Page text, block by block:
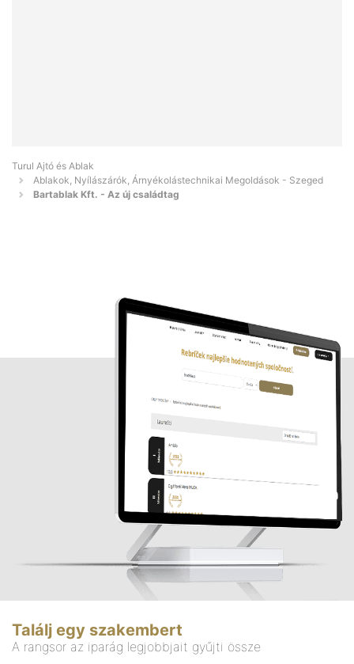
Turul Ajtó és Ablak
Ablakok, Nyílászárók, Árnyékolástechnikai Megoldások - Szeged
Bartablak Kft. - Az új családtag
Találj egy szakembert
A rangsor az iparág legjobbjait gyűjti össze